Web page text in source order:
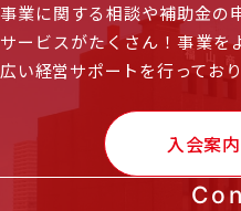
事業に関する相談や補助金の
サービスがたくさん！事業を
広い経営サポートを行ってお
入会案